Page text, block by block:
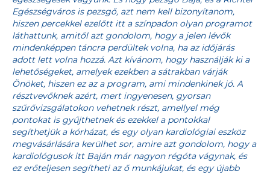
Egészségváros is pezsgő, azt nem kell bizonyítanom,
hiszen percekkel ezelőtt itt a színpadon olyan programot
láthattunk, amitől azt gondolom, hogy a jelen lévők
mindenképpen táncra perdültek volna, ha az időjárás
adott lett volna hozzá. Azt kívánom, hogy használják ki a
lehetőségeket, amelyek ezekben a sátrakban várják
Önöket, hiszen ez az a program, ami mindenkinek jó. A
résztvevőknek azért, mert ingyenesen, gyorsan
szűrővizsgálatokon vehetnek részt, amellyel még
pontokat is gyűjthetnek és ezekkel a pontokkal
segíthetjük a kórházat, és egy olyan kardiológiai eszköz
megvásárlására kerülhet sor, amire azt gondolom, hogy a
kardiológusok itt Baján már nagyon régóta vágynak, és
ez erőteljesen segítheti az ő munkájukat, és egy újabb